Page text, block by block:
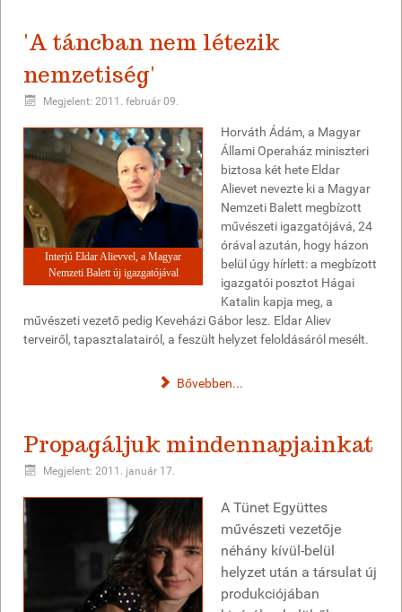
'A táncban nem létezik
nemzetiség'
Megjelent: 2011. február 09.
Interjú Eldar Alievvel, a Magyar
Nemzeti Balett új igazgatójával
Horváth Ádám, a Magyar
Állami Operaház miniszteri
biztosa két hete Eldar
Alievet nevezte ki a Magyar
Nemzeti Balett megbízott
művészeti igazgatójává, 24
órával azután, hogy házon
belül úgy hírlett: a megbízott
igazgatói posztot Hágai
Katalin kapja meg, a
művészeti vezető pedig Keveházi Gábor lesz. Eldar Aliev
terveiről, tapasztalatairól, a feszült helyzet feloldásáról mesélt.
Bővebben...
Propagáljuk mindennapjainkat
Megjelent: 2011. január 17.
A Tünet Együttes
művészeti vezetője
néhány kívül-belül
helyzet után a társulat új
produkciójában